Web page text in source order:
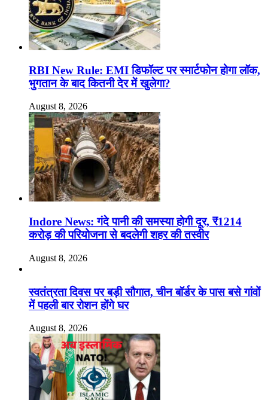
RBI New Rule: EMI डिफॉल्ट पर स्मार्टफोन होगा लॉक,
भुगतान के बाद कितनी देर में खुलेगा?
August 8, 2026
Indore News: गंदे पानी की समस्या होगी दूर, ₹1214
करोड़ की परियोजना से बदलेगी शहर की तस्वीर
August 8, 2026
स्वतंत्रता दिवस पर बड़ी सौगात, चीन बॉर्डर के पास बसे गांवों
में पहली बार रोशन होंगे घर
August 8, 2026